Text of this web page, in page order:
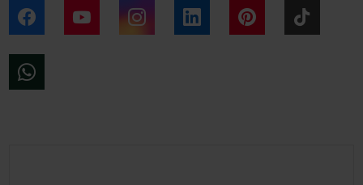
Facebook YouTube Instagram LinkedIn Pinterest